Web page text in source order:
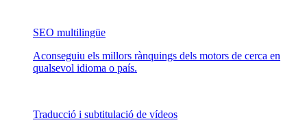
SEO multilingüe
Aconseguiu els millors rànquings dels motors de cerca en
qualsevol idioma o país.
Traducció i subtitulació de vídeos